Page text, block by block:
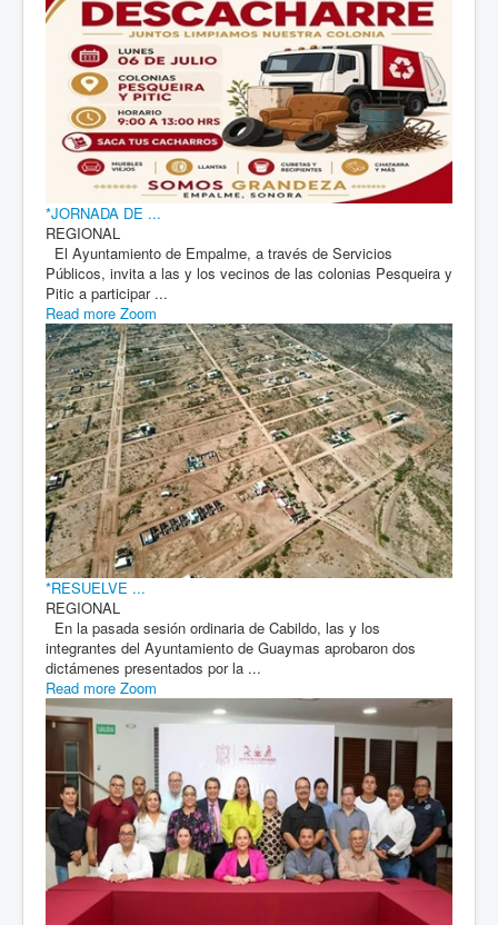
*JORNADA DE ...
REGIONAL
El Ayuntamiento de Empalme, a través de Servicios
Públicos, invita a las y los vecinos de las colonias Pesqueira y
Pitic a participar ...
Read more Zoom
*RESUELVE ...
REGIONAL
En la pasada sesión ordinaria de Cabildo, las y los
integrantes del Ayuntamiento de Guaymas aprobaron dos
dictámenes presentados por la ...
Read more Zoom